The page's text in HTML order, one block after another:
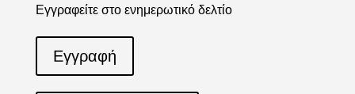
Εγγραφείτε στο ενημερωτικό δελτίο
Εγγραφή